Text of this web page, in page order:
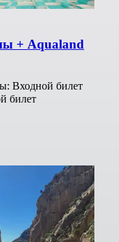
+ Aqualand
Входной билет
билет